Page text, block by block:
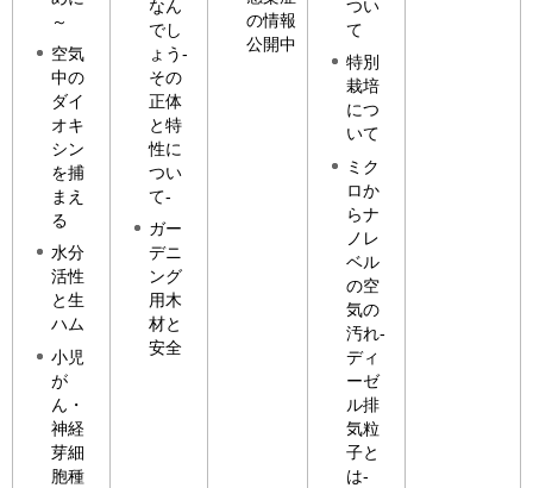
～
空気
中の
ダイ
オキ
シン
を捕
まえ
る
水分
活性
と生
ハム
小児
が
ん・
神経
芽細
胞種
なん
でし
ょう-
その
正体
と特
性に
つい
て-
ガー
デニ
ング
用木
材と
安全
の情報
公開中
つい
て
特別
栽培
につ
いて
ミク
ロか
らナ
ノレ
ベル
の空
気の
汚れ-
ディ
ーゼ
ル排
気粒
子と
は-